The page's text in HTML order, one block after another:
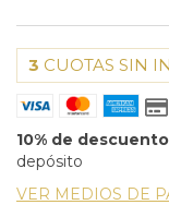
3 CUOTAS SIN
10% de descuento
depósito
VER MEDIOS DE